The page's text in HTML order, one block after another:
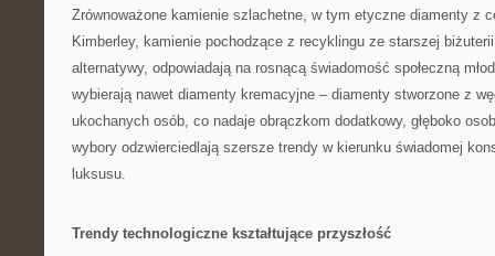
Zrównoważone kamienie szlachetne, w tym etyczne diamenty z
Kimberley, kamienie pochodzące z recyklingu ze starszej
alternatywy, odpowiadają na rosnącą świadomość społeczną
wybierają nawet diamenty kremacyjne – diamenty stworzone z
ukochanych osób, co nadaje obrączkom dodatkowy, głęboko
wybory odzwierciedlają szersze trendy w kierunku świadomej
luksusu.
Trendy technologiczne kształtujące przyszłość